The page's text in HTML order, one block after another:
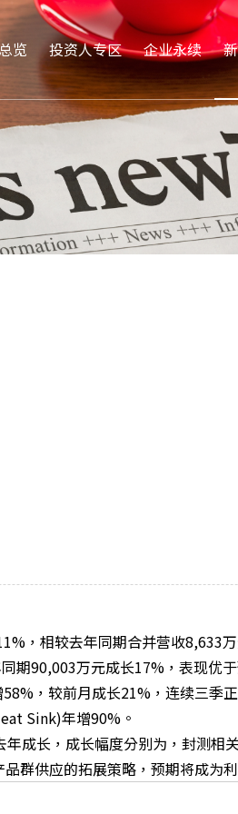
览 投资人专区 企业永续
，相较去年同期合并营收8,633
期90,003万元成长17% ，表现优
58% ，较前月成长21% ，连续三季
Sink)年增90% 。
成长，成长幅度分别为，封测相
群供应的拓展策略，预期将成为